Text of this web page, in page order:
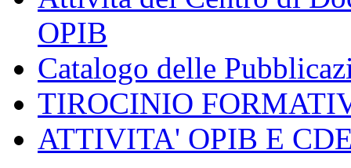
OPIB
Catalogo delle
TIROCINIO
ATTIVITA' OPIB E